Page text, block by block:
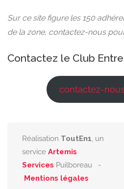
Sur ce site figure les 150
de la zone, contactez-nous
Contactez le Club
contactez-
Réalisation ToutEn1 , un
service Artemis
Services Puilboreau -
Mentions légales